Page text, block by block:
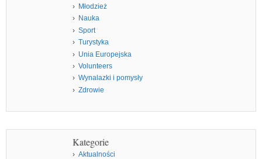
Młodzież
Nauka
Sport
Turystyka
Unia Europejska
Volunteers
Wynalazki i pomysły
Zdrowie
Kategorie
Aktualności